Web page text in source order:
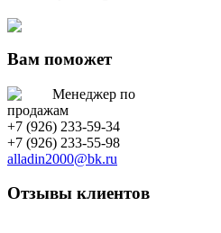
Вам поможет
Менеджер по
продажам
+7 (926) 233-59-34
+7 (926) 233-55-98
alladin2000@bk.ru
Отзывы клиентов